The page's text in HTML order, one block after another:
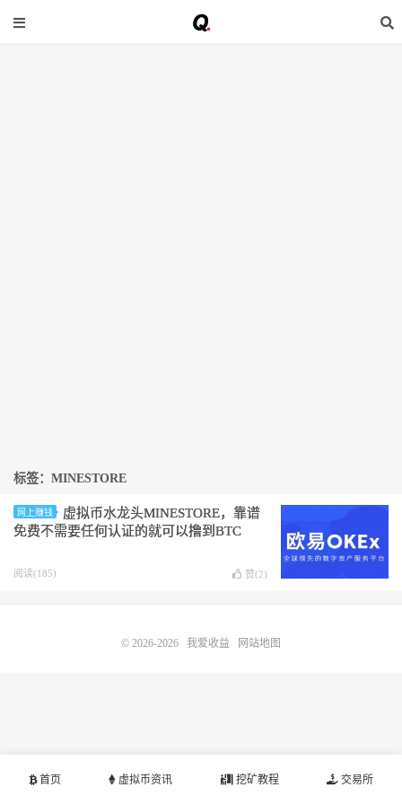
标签：MINESTORE
网上赚钱
虚拟币水龙头MINESTORE，靠谱
免费不需要任何认证的就可以撸到BTC
阅读(185) 赞(2)
首页 虚拟币资讯 挖矿教程 交易所
© 2026-2026 我爱收益 网站地图